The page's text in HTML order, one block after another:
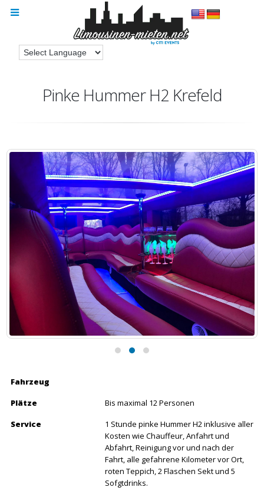
Pinke Hummer H2 Krefeld
Fahrzeug
Plätze
Bis maximal 12 Personen
Service
1 Stunde pinke Hummer H2 inklusive aller
Kosten wie Chauffeur, Anfahrt und
Abfahrt, Reinigung vor und nach der
Fahrt, alle gefahrene Kilometer vor Ort,
roten Teppich, 2 Flaschen Sekt und 5
Sofgtdrinks.